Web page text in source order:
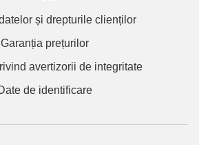
și drepturile clienților
Garanția prețurilor
avertizorii de integritate
de identificare